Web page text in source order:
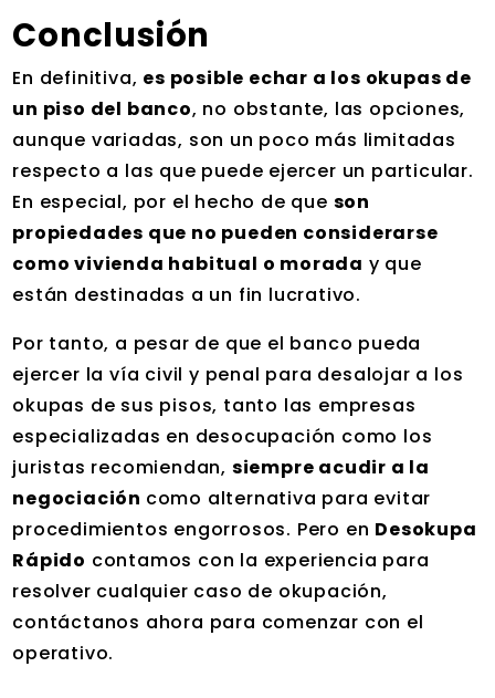
Conclusión
En definitiva, es posible echar a los okupas de
un piso del banco, no obstante, las opciones,
aunque variadas, son un poco más limitadas
respecto a las que puede ejercer un particular.
En especial, por el hecho de que son
propiedades que no pueden considerarse
como vivienda habitual o morada y que
están destinadas a un fin lucrativo.
Por tanto, a pesar de que el banco pueda
ejercer la vía civil y penal para desalojar a los
okupas de sus pisos, tanto las empresas
especializadas en desocupación como los
juristas recomiendan, siempre acudir a la
negociación como alternativa para evitar
procedimientos engorrosos. Pero en Desokupa
Rápido contamos con la experiencia para
resolver cualquier caso de okupación,
contáctanos ahora para comenzar con el
operativo.